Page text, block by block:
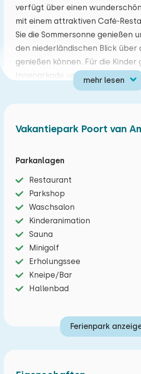
verfügt über einen
mit einem attraktiven Café-
Sie die Sommersonne genießen
den niederländischen Blick über
genießen können. Für die Kinder
Innenarkade und einen
beheizten Innenpool
einen Minigolfplatz und
Zuiderzee-Städte
in diesem einzigartigen Park auf
Die Wohnung verfügt über ein
/ Esszimmer. Die offene Küche ist
kompletten Inventar, einem
einem Kühlschrank, einem
Filterkaffeemaschine, einem
einer Kombimikrowelle
insgesamt sechs Schlafzimmer
Einzelbetten und nicht weniger
sich im ersten Stock. Die
mehr lesen
03 04 05 06 07
10 11 12 13 14
17 18 19 20 21
Vakantiepark Poort van
Parkanlagen
Restaurant
Parkshop
Waschsalon
Kinderanimation
Sauna
Minigolf
Erholungssee
Kneipe/Bar
Hallenbad
Ferienpark